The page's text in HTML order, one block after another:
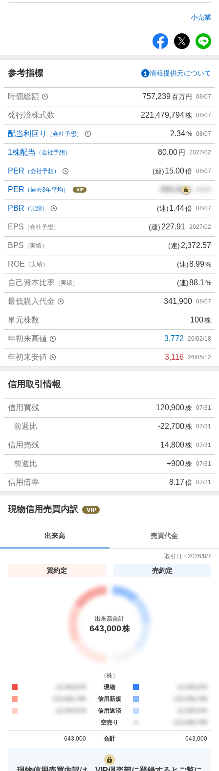
小売業
ア
参考指標 情報提供元について
時価総額 757,239百万円 08/07
発行済株式数 221,479,794株 08/07
配当利回り （会社予想） 2.34% 08/07
1株配当 （会社予想） 80.00円 2027/02
PER （会社予想） (連)15.00倍 08/07
PER （過去3年平均） 000.00倍
PBR （実績） (連)1.44倍 08/07
EPS （会社予想） (連) 227.91 2027/02
BPS （実績） (連) 2,372.57
ROE （実績） (連)8.99%
自己資本比率 （実績） (連)88.1%
最低購入代金 341,900 08/07
単元株数 100株
年初来高値 3,772 26/02/18
年初来安値 3,116 26/05/12
信用取引情報
信用買残 120,900株 07/31
前週比 -22,700株 07/31
信用売残 14,800株 07/31
前週比 +900株 07/31
信用倍率 8.17倍 07/31
現物信用売買内訳
出来高 売買代金
取引日： 2026/8/7
買約定 売約定
出来高合計
643,000株
（株）
現物
信用新規
信用返済
空売り
合計
643,000 643,000